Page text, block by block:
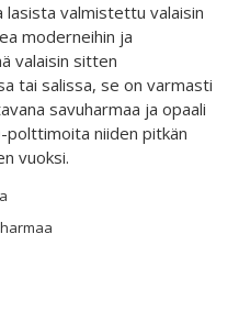
lasista valmistettu valaisin
moderneihin ja
valaisin sitten
tai salissa, se on varmasti
savuharmaa ja opaali
polttimoita niiden pitkän
vuoksi.